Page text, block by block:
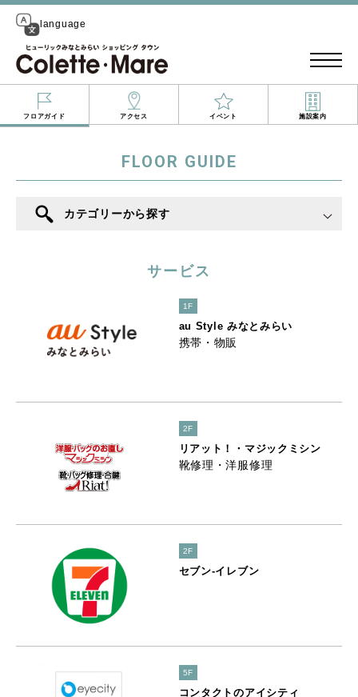
language
フロアガイド アクセス イベント 施設案内
FLOOR GUIDE
カテゴリーから探す
サービス
1F
au Style みなとみらい
携帯・物販
2F
リアット！・マジックミシン
靴修理・洋服修理
2F
セブン-イレブン
5F
コンタクトのアイシティ